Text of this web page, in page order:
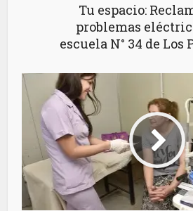
Tu espacio:
problemas
escuela N° 34 de